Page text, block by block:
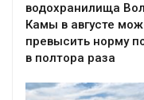
водохранилища
Камы в августе
превысить норму
в полтора раза